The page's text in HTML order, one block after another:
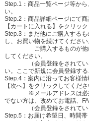
Step.1：商品一覧ページ等か
い。
Step.2：商品詳細ページにて
【カートに入れる】をクリック
Step.3：まだ他にご購入する
し、お買い物を続けてください
ご購入するものが他にな
してください。
（会員登録をされている
い。ここで新規に会員登録する
Step.4：案内に沿ってお客様情
【次へ】をクリックしてくださ
※メールアドレスは必須で
でない方は、改めてお電話、
（会員登録をされている
Step.5：お届け希望日、時間帯